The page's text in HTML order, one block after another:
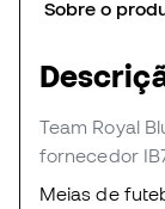
Sobre o
Team Royal
fornecedor
Meias de